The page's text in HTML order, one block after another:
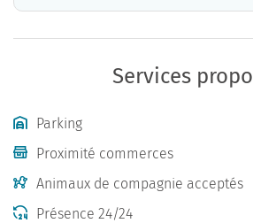
Services
Parking
Proximité commerces
Animaux de compagnie acceptés
Présence 24/24